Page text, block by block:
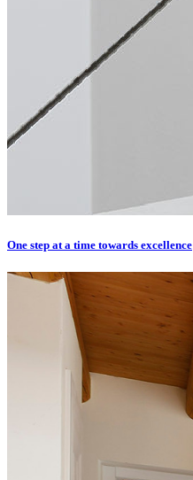
One step at a time towards excellence